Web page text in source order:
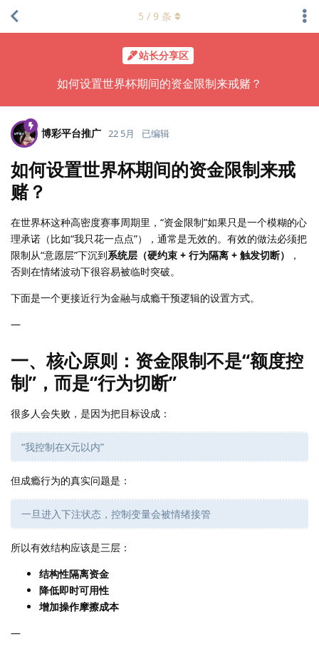
站长分享区
如何设置世界杯期间的资金限制来戒赌？
5 / 9 条
博彩平台推广 22 5月 已编辑
如何设置世界杯期间的资金限制来戒
赌？
在世界杯这种高密度赛事周期里，“资金限制”如果只是一个模糊的心
理承诺（比如“我只花一点点”），通常是无效的。有效的做法必须把
限制从“意愿层”下沉到系统层（硬约束 + 行为隔离 + 触发切断）
，
否则在情绪波动下很容易被临时突破。
下面是一个更接近行为金融与成瘾干预逻辑的设置方式。
—
一、核心原则：资金限制不是“额度控
制”，而是“行为切断”
很多人会失败，是因为把目标设成：
“我控制在X元以内”
但成瘾行为的真实问题是：
一旦进入下注状态，控制变量会被情绪接管
所以有效结构应该是三层：
结构性隔离资金
降低即时可用性
增加操作摩擦成本
—